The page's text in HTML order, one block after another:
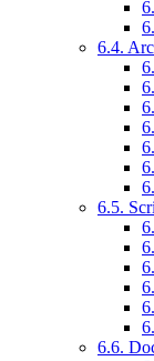
6.4.
6.5.
6.6.